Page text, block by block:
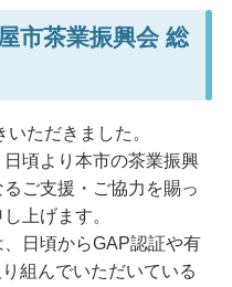
市茶業振興会 総
ただきました。
頃より本市の茶業振興
ご支援・ご協力を賜っ
上げます。
日頃からGAP認証や有
組んでいただいている